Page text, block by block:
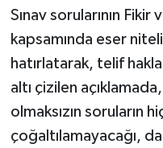
Sınav sorularının
kapsamında eser
hatırlatarak, telif
altı çizilen
olmaksızın soruların
çoğaltılamayacağı,